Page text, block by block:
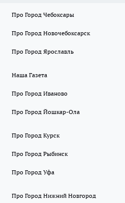
Про Город Чебоксары
Про Город Новочебоксарск
Про Город Ярославль
Наша Газета
Про Город Иваново
Про Город Йошкар-Ола
Про Город Курск
Про Город Рыбинск
Про Город Уфа
Про Город Нижний Новгород